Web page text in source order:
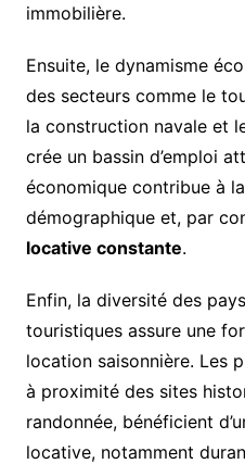
immobilière.
Ensuite, le dynamisme
des secteurs comme le
la construction navale et
crée un bassin d’emploi
économique contribue à
démographique et, par
locative constante.
Enfin, la diversité des
touristiques assure une
location saisonnière. Les
à proximité des sites
randonnée, bénéficient
locative, notamment